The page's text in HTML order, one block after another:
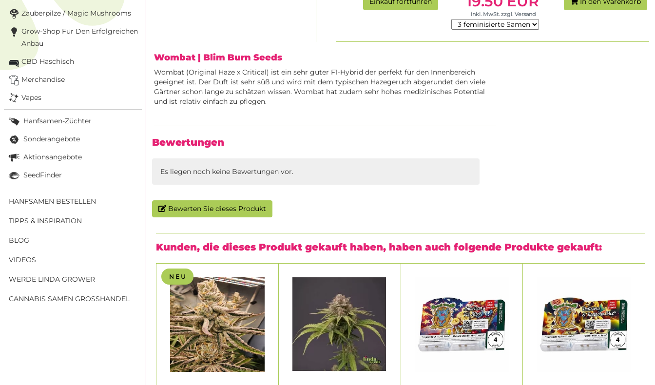
inkl. MwSt. zzgl. Versand
Wombat | Blim Burn Seeds
Wombat (Original Haze x Critical) ist ein sehr guter F1-Hybrid der perfekt für den Innenbereich
geeignet ist. Der Duft ist sehr süß und wird mit dem typischen Hazegeruch abgerundet den viele
Gärtner schon lange zu schätzen wissen. Wombat hat zudem sehr hohes medizinisches Potential
und ist relativ einfach zu pflegen.
Bewertungen
Es liegen noch keine Bewertungen vor.
Bewerten Sie dieses Produkt
Kunden, die dieses Produkt gekauft haben, haben auch folgende Produkte gekauft:
N E U
Zauberpilze / Magic Mushrooms
Grow-Shop Für Den Erfolgreichen
Anbau
CBD Haschisch
Merchandise
Vapes
Hanfsamen-Züchter
Sonderangebote
Aktionsangebote
SeedFinder
HANFSAMEN BESTELLEN
TIPPS & INSPIRATION
BLOG
VIDEOS
WERDE LINDA GROWER
CANNABIS SAMEN GROSSHANDEL